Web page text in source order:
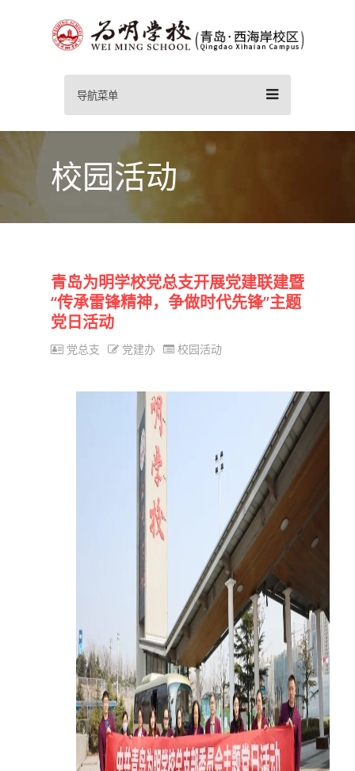
导航菜单
校园活动
青岛为明学校党总支开展党建联建暨
“传承雷锋精神，争做时代先锋”主题
党日活动
党总支 党建办 校园活动